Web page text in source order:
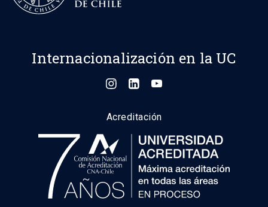
Internacionalización en la UC
Acreditación